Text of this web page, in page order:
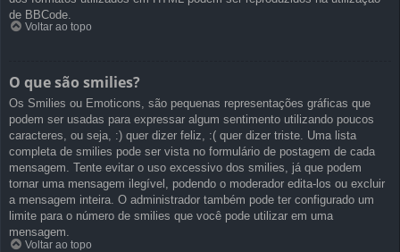
de BBCode.
Voltar ao topo
O que são smilies?
Os Smilies ou Emoticons, são pequenas representações gráficas que
podem ser usadas para expressar algum sentimento utilizando poucos
caracteres, ou seja, :) quer dizer feliz, :( quer dizer triste. Uma lista
completa de smilies pode ser vista no formulário de postagem de cada
mensagem. Tente evitar o uso excessivo dos smilies, já que podem
tornar uma mensagem ilegível, podendo o moderador edita-los ou excluir
a mensagem inteira. O administrador também pode ter configurado um
limite para o número de smilies que você pode utilizar em uma
mensagem.
Voltar ao topo